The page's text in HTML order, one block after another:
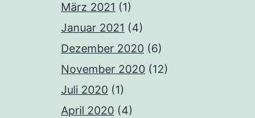
März 2021 (1)
Januar 2021 (4)
Dezember 2020 (6)
November 2020 (12)
Juli 2020 (1)
April 2020 (4)